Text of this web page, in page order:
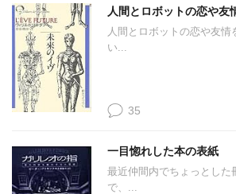
人間とロボットの恋や友
人間とロボットの恋や友情
い...
35
一目惚れした本の表紙
最近仲間内でちょっとした
で、...